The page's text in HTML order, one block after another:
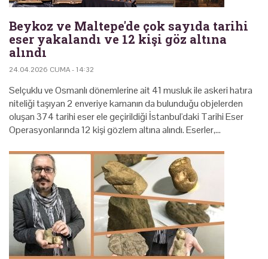
Beykoz ve Maltepe'de çok sayıda tarihi
eser yakalandı ve 12 kişi göz altına
alındı
24.04.2026 CUMA - 14:32
Selçuklu ve Osmanlı dönemlerine ait 41 musluk ile ⁠askeri hatıra
niteliği taşıyan 2 enveriye kamanın da bulunduğu objelerden
oluşan 374 tarihi eser ele geçirildiği İstanbul'daki Tarihi Eser
Operasyonlarında 12 kişi gözlem altına alındı. Eserler,…